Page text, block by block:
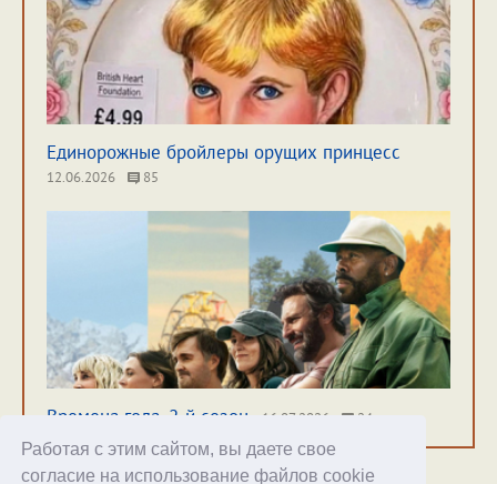
Работая с этим сайтом, вы даете свое
согласие на использование файлов cookie
Единорожные бройлеры орущих принцесс
12.06.2026 85
Времена года. 2-й сезон 16.07.2026 24